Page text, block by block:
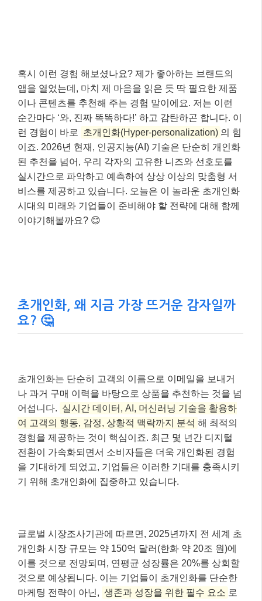
혹시 이런 경험 해보셨나요? 제가 좋아하는 브랜드의
앱을 열었는데, 마치 제 마음을 읽은 듯 딱 필요한 제품
이나 콘텐츠를 추천해 주는 경험 말이에요. 저는 이런
순간마다 ‘와, 진짜 똑똑하다!’ 하고 감탄하곤 합니다. 이
런 경험이 바로
초개인화(Hyper-personalization) 의 힘
이죠. 2026년 현재, 인공지능(AI) 기술은 단순히 개인화
된 추천을 넘어, 우리 각자의 고유한 니즈와 선호도를
실시간으로 파악하고 예측하여 상상 이상의 맞춤형 서
비스를 제공하고 있습니다. 오늘은 이 놀라운 초개인화
시대의 미래와 기업들이 준비해야 할 전략에 대해 함께
이야기해볼까요? 😊
초개인화, 왜 지금 가장 뜨거운 감자일까
요? 🤔
초개인화는 단순히 고객의 이름으로 이메일을 보내거
나 과거 구매 이력을 바탕으로 상품을 추천하는 것을 넘
어섭니다. 실시간 데이터, AI, 머신러닝 기술을 활용하
여 고객의 행동, 감정, 상황적 맥락까지 분석 해 최적의
경험을 제공하는 것이 핵심이죠. 최근 몇 년간 디지털
전환이 가속화되면서 소비자들은 더욱 개인화된 경험
을 기대하게 되었고, 기업들은 이러한 기대를 충족시키
기 위해 초개인화에 집중하고 있습니다.
글로벌 시장조사기관에 따르면, 2025년까지 전 세계 초
개인화 시장 규모는 약 150억 달러(한화 약 20조 원)에
이를 것으로 전망되며, 연평균 성장률은 20%를 상회할
것으로 예상됩니다. 이는 기업들이 초개인화를 단순한
마케팅 전략이 아닌, 생존과 성장을 위한 필수 요소 로